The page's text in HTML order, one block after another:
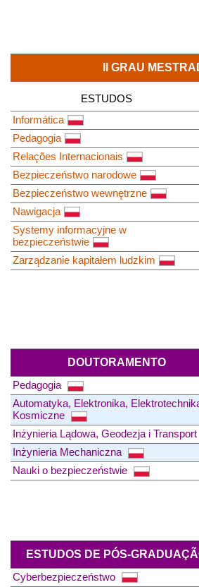
II GRAU
ESTUDOS
Informática
Pedagogia
Relações Internacionais
Bezpieczeństwo narodowe
Bezpieczeństwo wewnętrzne
Nawigacja
Systemy informacyjne w
bezpieczeństwie
Zarządzanie kapitałem ludzkim
DOUTORAMENTO
Pedagogia
Automatyka, Elektronika,
Kosmiczne
Inżynieria Lądowa, Geodezja i Transport
Inżynieria Mechaniczna
Nauki o bezpieczeństwie
ESTUDOS DE PÓS-
Cyberbezpieczeństwo